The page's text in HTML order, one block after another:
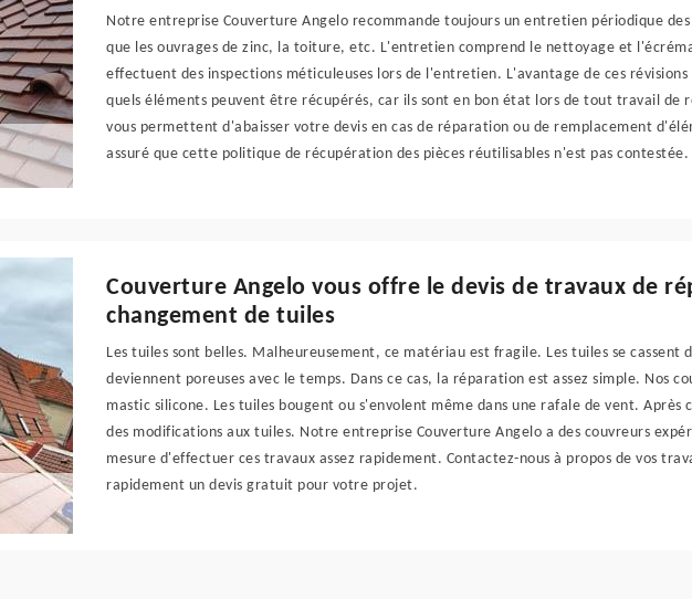
Notre entreprise Couverture Angelo recommande toujours un entretien périodique
que les ouvrages de zinc, la toiture, etc. L'entretien comprend le nettoyage et
effectuent des inspections méticuleuses lors de l'entretien. L'avantage de ces révisions
quels éléments peuvent être récupérés, car ils sont en bon état lors de tout travail de
vous permettent d'abaisser votre devis en cas de réparation ou de remplacement
assuré que cette politique de récupération des pièces réutilisables n'est pas contestée.
Couverture Angelo vous offre le devis de travaux de
changement de tuiles
Les tuiles sont belles. Malheureusement, ce matériau est fragile. Les tuiles se cassent
deviennent poreuses avec le temps. Dans ce cas, la réparation est assez simple. Nos
mastic silicone. Les tuiles bougent ou s'envolent même dans une rafale de vent. Après
des modifications aux tuiles. Notre entreprise Couverture Angelo a des couvreurs
mesure d'effectuer ces travaux assez rapidement. Contactez-nous à propos de vos
rapidement un devis gratuit pour votre projet.